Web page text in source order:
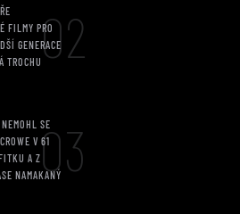
FILMY PRO
GENERACE
TROCHU02
SE
V 61
A Z
NAMAKANÝ03